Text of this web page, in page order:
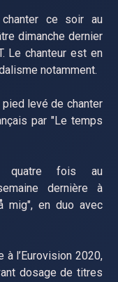
chanter ce soir au
dimanche dernier
Le chanteur est en
notamment.
pied levé de chanter
par "Le temps
quatre fois au
dernière à
mig", en duo avec
à l’Eurovision 2020,
dosage de titres